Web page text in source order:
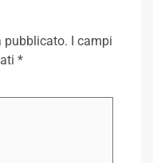
pubblicato. I campi
*